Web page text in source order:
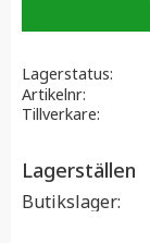
Lagerstatus
Artikelnr
Tillverkare
Lagerställen
Butikslager